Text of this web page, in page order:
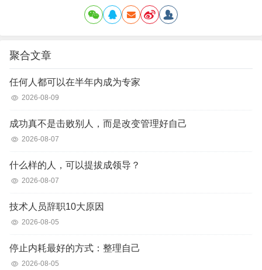
聚合文章
任何人都可以在半年内成为专家
2026-08-09
成功真不是击败别人，而是改变管理好自己
2026-08-07
什么样的人，可以提拔成领导？
2026-08-07
技术人员辞职10大原因
2026-08-05
停止内耗最好的方式：整理自己
2026-08-05